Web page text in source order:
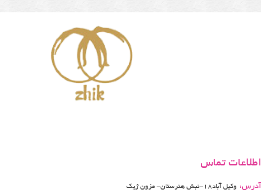
اطلاعات تماس
آدرس: وکیل آباد18-نبش هنرستان- مزون ژیک